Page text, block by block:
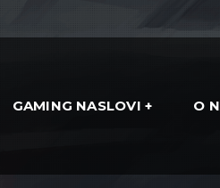
GAMING NASLOVI O